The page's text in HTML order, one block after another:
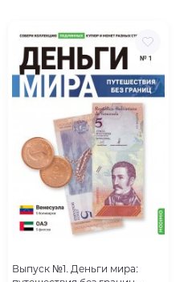
Выпуск №1. Деньги мира: